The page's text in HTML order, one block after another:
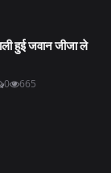
हुई जवान जीजा ले
0 665